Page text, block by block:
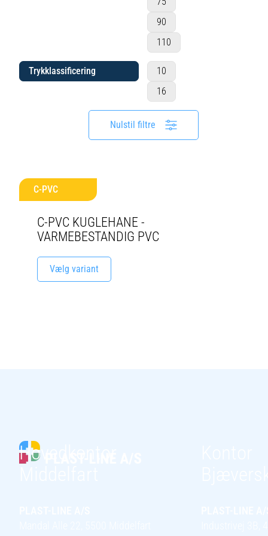
90
110
Trykklassificering
10
16
Nulstil filtre
C-PVC
C-PVC KUGLEHANE -
VARMEBESTANDIG PVC
Vælg variant
Hovedkontor